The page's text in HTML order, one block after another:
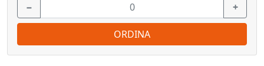
− +
ORDINA